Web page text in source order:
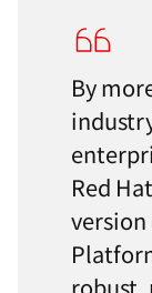
By
Red
version